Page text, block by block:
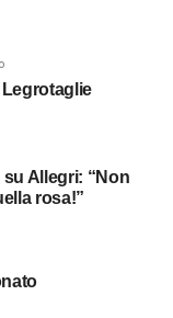
su Allegri: “Non
rosa!”